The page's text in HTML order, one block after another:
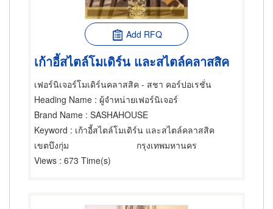
Add RFQ
เก้าอี้สไตล์โมเดิร์น และสไตล์คลาสสิค
เฟอร์นิเจอร์โมเดิร์นคลาสสิค - สชา คอร์ปอเรชั่น
Heading Name : ผู้จำหน่ายเฟอร์นิเจอร์
Brand Name : SASHAHOUSE
Keyword : เก้าอี้สไตล์โมเดิร์น และสไตล์คลาสสิค
เขตบึงกุ่ม
กรุงเทพมหานคร
Views : 673 Time(s)